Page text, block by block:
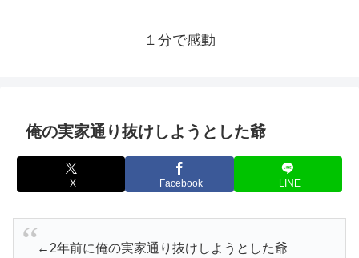
１分で感動
俺の実家通り抜けしようとした爺
X Facebook LINE
←2年前に俺の実家通り抜けしようとした爺